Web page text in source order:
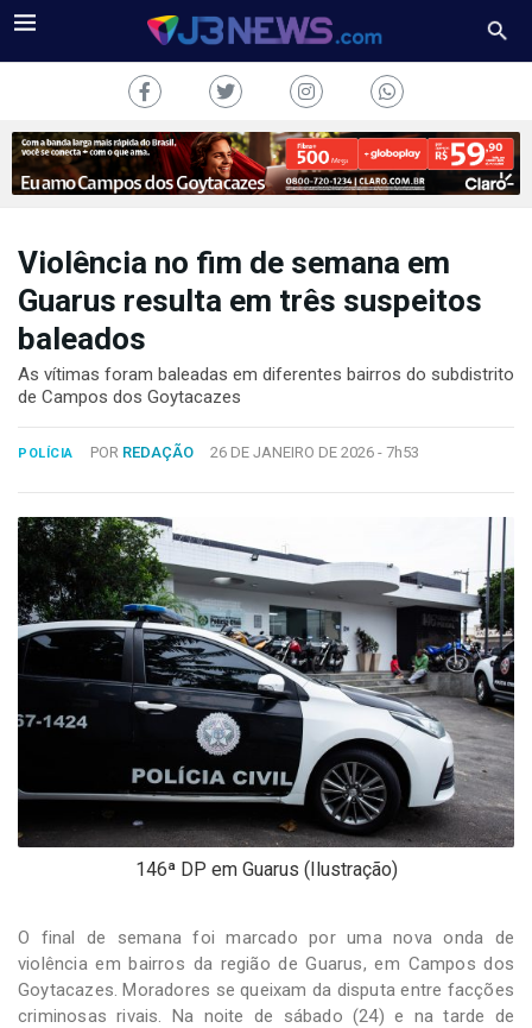
TV
COLUNAS
FALE
CONOSCO
Copyright
2024
Desenvolvido
Hesea
Tecnologia
Sistemas
Violência no fim de semana em
Guarus resulta em três suspeitos
baleados
As vítimas foram baleadas em diferentes bairros do subdistrito
de Campos dos Goytacazes
POLÍCIA POR REDAÇÃO 26 DE JANEIRO DE 2026 - 7h53
146ª DP em Guarus (Ilustração)
O final de semana foi marcado por uma nova onda de
violência em bairros da região de Guarus, em Campos dos
Goytacazes. Moradores se queixam da disputa entre facções
criminosas rivais. Na noite de sábado (24) e na tarde de